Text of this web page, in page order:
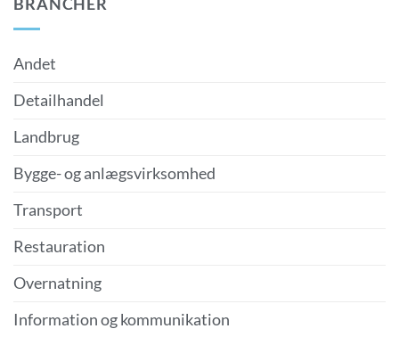
BRANCHER
Andet
Detailhandel
Landbrug
Bygge- og anlægsvirksomhed
Transport
Restauration
Overnatning
Information og kommunikation